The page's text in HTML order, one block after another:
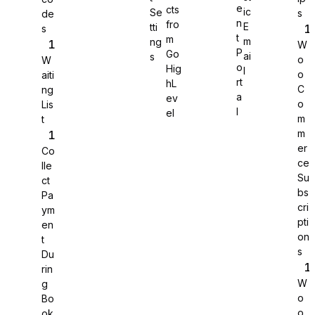
WS Forms
WooCommerce
Easy Digital Downloads
de
s
W
aiti
ng
Lis
t
Co
lle
ct
Pa
ym
en
t
Du
rin
g
Bo
Se
tti
ng
s
cts
fro
m
Go
Hig
hL
ev
el
e
n
t
P
o
rt
a
ic
E
m
ai
s
W
o
o
C
o
m
m
er
ce
Su
bs
cri
pti
on
s
W
o